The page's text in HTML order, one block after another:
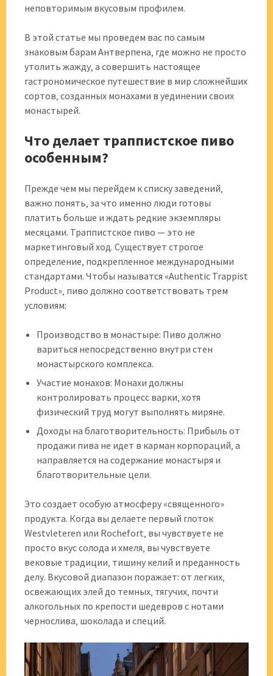
неповторимым вкусовым профилем.
В этой статье мы проведем вас по самым
знаковым барам Антверпена‚ где можно не просто
утолить жажду‚ а совершить настоящее
гастрономическое путешествие в мир сложнейших
сортов‚ созданных монахами в уединении своих
монастырей.
Что делает траппистское пиво
особенным?
Прежде чем мы перейдем к списку заведений‚
важно понять‚ за что именно люди готовы
платить больше и ждать редкие экземпляры
месяцами. Траппистское пиво — это не
маркетинговый ход. Существует строгое
определение‚ подкрепленное международными
стандартами. Чтобы называтся «Authentic Trappist
Product»‚ пиво должно соответствовать трем
условиям:
Производство в монастыре: Пиво должно
вариться непосредственно внутри стен
монастырского комплекса.
Участие монахов: Монахи должны
контролировать процесс варки‚ хотя
физический труд могут выполнять миряне.
Доходы на благотворительность: Прибыль от
продажи пива не идет в карман корпораций‚ а
направляется на содержание монастыря и
благотворительные цели.
Это создает особую атмосферу «священного»
продукта. Когда вы делаете первый глоток
Westvleteren или Rochefort‚ вы чувствуете не
просто вкус солода и хмеля‚ вы чувствуете
вековые традиции‚ тишину келий и преданность
делу. Вкусовой диапазон поражает: от легких‚
освежающих элей до темных‚ тягучих‚ почти
алкогольных по крепости шедевров с нотами
чернослива‚ шоколада и специй.